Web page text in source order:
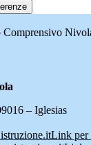
Comprensivo
– Iglesias
Link per